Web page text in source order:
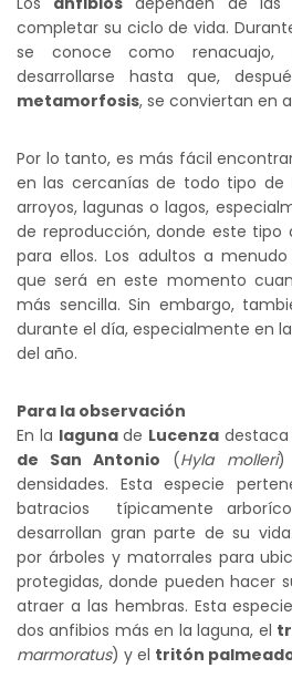
completar su ciclo de vida.
se conoce como renacuajo,
desarrollarse hasta que,
metamorfosis, se conviertan en
Por lo tanto, es más fácil
en las cercanías de todo tipo de
arroyos, lagunas o lagos,
de reproducción, donde este tipo
para ellos. Los adultos a menudo
que será en este momento
más sencilla. Sin embargo,
durante el día, especialmente en
del año.
Para la observación
En la lagunade Lucenza destaca
de San Antonio (Hyla molleri)
densidades. Esta especie
batracios típicamente
desarrollan gran parte de su
por árboles y matorrales para
protegidas, donde pueden hacer
atraer a las hembras. Esta
dos anfibios más en la laguna, el
marmoratus) y el tritón